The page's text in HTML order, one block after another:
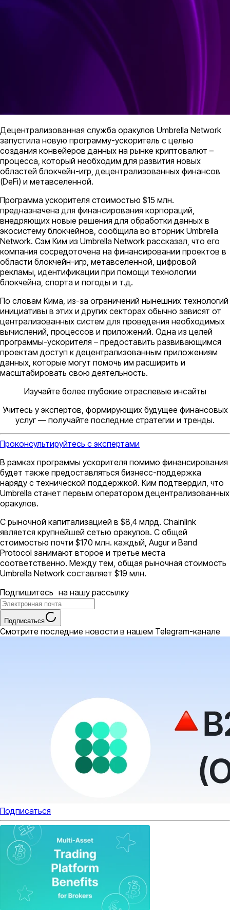
Децентрализованная служба оракулов Umbrella Network
запустила новую программу-ускоритель с целью
создания конвейеров данных на рынке криптовалют –
процесса, который необходим для развития новых
областей блокчейн-игр, децентрализованных финансов
(DeFi) и метавселенной.
Программа ускорителя стоимостью $15 млн.
предназначена для финансирования корпораций,
внедряющих новые решения для обработки данных в
экосистему блокчейнов, сообщила во вторник Umbrella
Network. Сэм Ким из Umbrella Network рассказал, что его
компания сосредоточена на финансировании проектов в
области блокчейн-игр, метавселенной, цифровой
рекламы, идентификации при помощи технологии
блокчейна, спорта и погоды и т.д.
По словам Кима, из-за ограничений нынешних технологий
инициативы в этих и других секторах обычно зависят от
централизованных систем для проведения необходимых
вычислений, процессов и приложений. Одна из целей
программы-ускорителя – предоставить развивающимся
проектам доступ к децентрализованным приложениям
данных, которые могут помочь им расширить и
масштабировать свою деятельность.
Изучайте более глубокие отраслевые инсайты
Учитесь у экспертов, формирующих будущее финансовых
услуг — получайте последние стратегии и тренды.
Проконсультируйтесь с экспертами
В рамках программы ускорителя помимо финансирования
будет также предоставляться бизнесс-поддержка
наряду с технической поддержкой. Ким подтвердил, что
Umbrella станет первым оператором децентрализованных
оракулов.
С рыночной капитализацией в $8,4 млрд. Chainlink
является крупнейшей сетью оракулов. С общей
стоимостью почти $170 млн. каждый, Augur и Band
Protocol занимают второе и третье места
соответственно. Между тем, общая рыночная стоимость
Umbrella Network составляет $19 млн.
Подпишитесь на нашу рассылку
Подписаться
Смотрите последние новости в нашем Telegram-канале
Подписаться